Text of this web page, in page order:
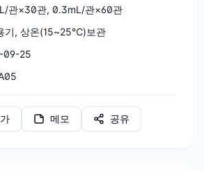
관×30관, 0.3mL/관×60관
기, 상온(15~25℃)보관
09-25
메모 공유